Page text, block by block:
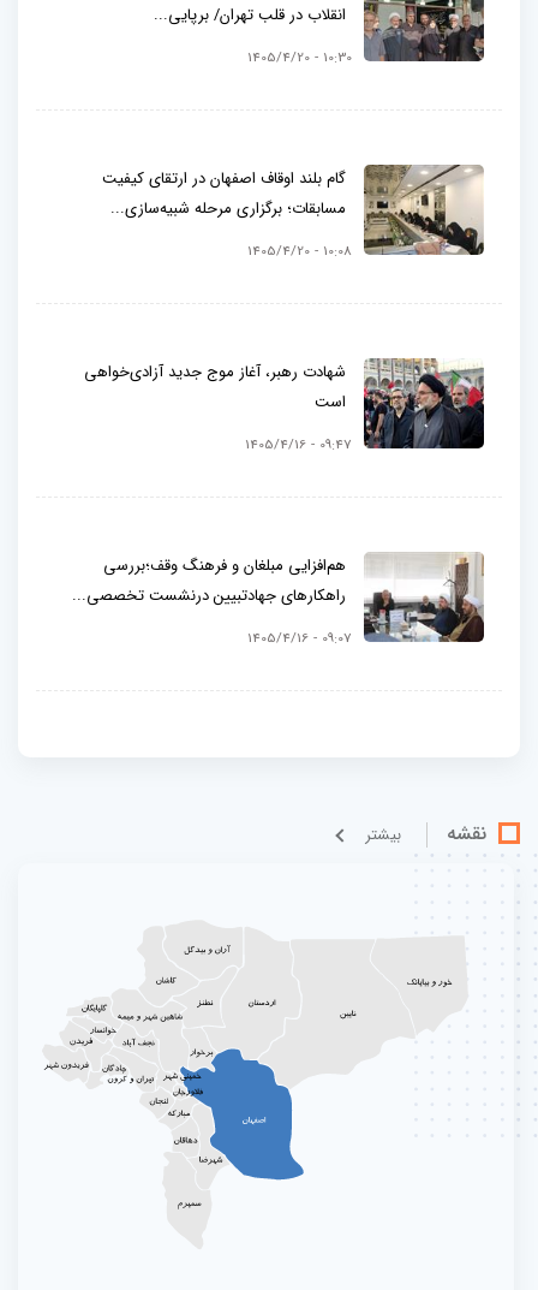
انقلاب در قلب تهران/ برپایی...
10:30 - 1405/4/20
گام بلند اوقاف اصفهان در ارتقای کیفیت
مسابقات؛ برگزاری مرحله شبیه‌سازی...
10:08 - 1405/4/20
شهادت رهبر، آغاز موج جدید آزادی‌خواهی
است
09:47 - 1405/4/16
هم‌افزایی مبلغان و فرهنگ وقف؛بررسی
راهکارهای جهادتبیین درنشست تخصصی...
09:07 - 1405/4/16
نقشه بيشتر